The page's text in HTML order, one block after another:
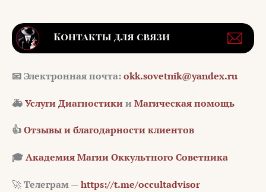
📧 Электронная почта:okk.sovetnik@yandex.ru
🚑Услуги ДиагностикииМагическая помощь
👍Отзывы и благодарности клиентов
🎓Академия Магии Оккультного Советника
🚀Телеграм —https://t.me/occultadvisor